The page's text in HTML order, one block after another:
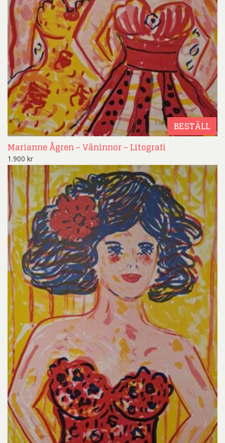
BESTÄLL
Marianne Ågren – Väninnor – Litografi
1.900 kr